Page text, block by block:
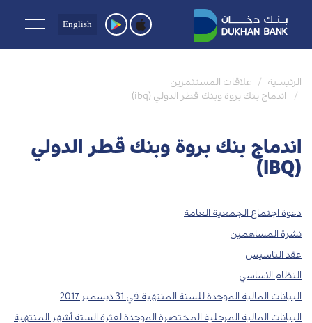
English
الرئيسية
علاقات المستثمرين
اندماج بنك بروة وبنك قطر الدولي (ibq)
اندماج بنك بروة وبنك قطر الدولي
(IBQ)
دعوة اجتماع الجمعية العامة‌
نشرة المساهمين
عقد التاسيس
النظام الاساسي
البيانات المالية الموحدة للسنة المنتهية في 31 ديسمبر 2017
البيانات المالية المرحلية المختصرة الموحدة لفثرة الستة أشهر المنتهية